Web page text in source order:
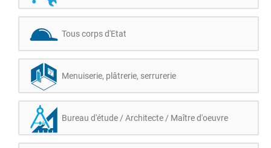
Tous corps d'Etat
Menuiserie, plâtrerie, serrurerie
Bureau d'étude / Architecte / Maître d'oeuvre